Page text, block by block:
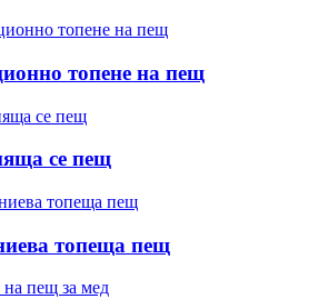
топене на пещ
се пещ
топеща пещ